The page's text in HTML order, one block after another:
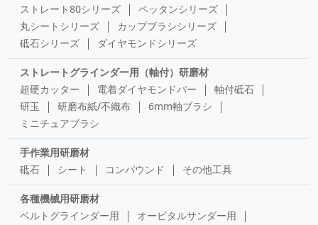
ストレート80シリーズ
ペッタンシリーズ
丸シートシリーズ
カップブラシシリーズ
砥石シリーズ
ダイヤモンドシリーズ
ストレートグラインダー用（軸付）研磨材
超硬カッター
電着ダイヤモンドバー
軸付砥石
研玉
研磨布紙/不織布
6mm軸ブラシ
ミニチュアブラシ
手作業用研磨材
砥石
シート コンパウンド その他工具
各種機械用研磨材
ベルトグラインダー用
オービタルサンダー用